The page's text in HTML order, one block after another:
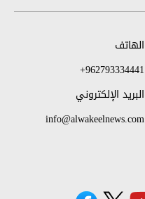
الهاتف
+962793334441
البريد الإلكتروني
info@alwakeelnews.com